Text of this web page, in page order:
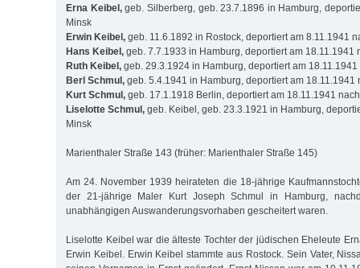
Erna Keibel,geb. Silberberg, geb. 23.7.1896 in Hamburg,
Minsk
Erwin Keibel, geb. 11.6.1892 in Rostock, deportiert am 8.11.1941
Hans Keibel, geb. 7.7.1933 in Hamburg, deportiert am 18.11.1941
Ruth Keibel, geb. 29.3.1924 in Hamburg, deportiert am
Berl Schmul, geb. 5.4.1941 in Hamburg, deportiert am 18.11.1941
Kurt Schmul, geb. 17.1.1918 Berlin, deportiert am 18.11.1941
Liselotte Schmul, geb. Keibel, geb. 23.3.1921 in Hamburg,
Minsk
Marienthaler Straße 143 (früher: Marienthaler Straße 145)
Am 24. November 1939 heirateten die 18-jährige
der 21-jährige Maler Kurt Joseph Schmul in Hamburg,
unabhängigen Auswanderungsvorhaben gescheitert waren.
Liselotte Keibel war die älteste Tochter der jüdischen Eheleute
Erwin Keibel. Erwin Keibel stammte aus Rostock. Sein Vater,